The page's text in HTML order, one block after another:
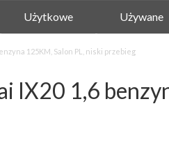
Użytkowe Używane
125KM, Salon PL, niski przebieg
IX20 1,6